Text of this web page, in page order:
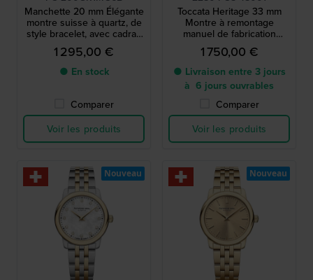
Manchette 20 mm Élégante
montre suisse à quartz, de
style bracelet, avec cadran
soleillé
1 295,00 €
● En stock
Comparer
Voir les produits
Toccata Heritage 33 mm
Montre à remontage
manuel de fabrication
suisse
1 750,00 €
● Livraison entre 3 jours
à 6 jours ouvrables
Comparer
Voir les produits
Nouveau Nouveau